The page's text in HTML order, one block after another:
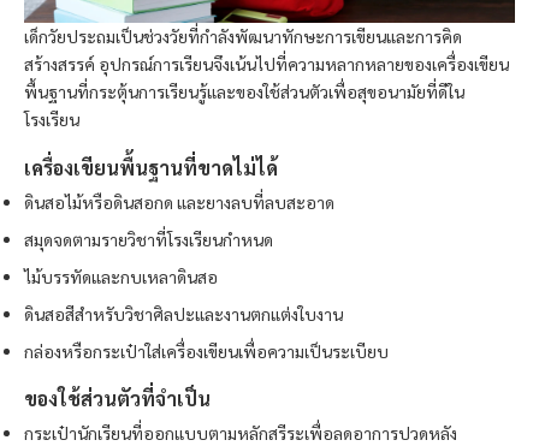
เด็กวัยประถมเป็นช่วงวัยที่กำลังพัฒนาทักษะการเขียนและการคิด
สร้างสรรค์ อุปกรณ์การเรียนจึงเน้นไปที่ความหลากหลายของเครื่องเขียน
พื้นฐานที่กระตุ้นการเรียนรู้และของใช้ส่วนตัวเพื่อสุขอนามัยที่ดีใน
โรงเรียน
เครื่องเขียนพื้นฐานที่ขาดไม่ได้
ดินสอไม้หรือดินสอกด และยางลบที่ลบสะอาด
สมุดจดตามรายวิชาที่โรงเรียนกำหนด
ไม้บรรทัดและกบเหลาดินสอ
ดินสอสีสำหรับวิชาศิลปะและงานตกแต่งใบงาน
กล่องหรือกระเป๋าใส่เครื่องเขียนเพื่อความเป็นระเบียบ
ของใช้ส่วนตัวที่จำเป็น
กระเป๋านักเรียนที่ออกแบบตามหลักสรีระเพื่อลดอาการปวดหลัง